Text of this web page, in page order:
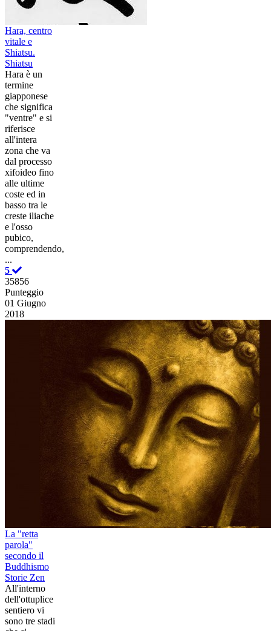
Hara, centro
vitale e
Shiatsu.
Shiatsu
Hara è un
termine
giapponese
che significa
"ventre" e si
riferisce
all'intera
zona che va
dal processo
xifoideo fino
alle ultime
coste ed in
basso tra le
creste iliache
e l'osso
pubico,
comprendendo,
...
5
35856
Punteggio
01 Giugno
2018
La "retta
parola"
secondo il
Buddhismo
Storie Zen
All'interno
dell'ottuplice
sentiero vi
sono tre stadi